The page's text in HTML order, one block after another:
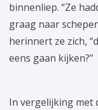
binnenliep. “Ze
graag naar
herinnert ze zich,
eens gaan kijken?”
In vergelijking met